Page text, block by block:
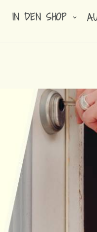
IN DEN SHOP